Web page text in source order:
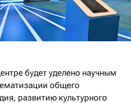
будет уделено научным
общего
развитию культурного